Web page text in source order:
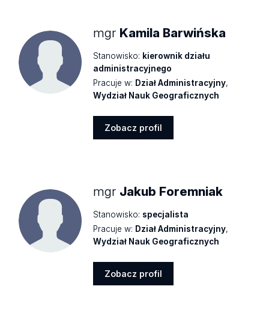
mgr Kamila Barwińska
Stanowisko: kierownik działu
administracyjnego
Pracuje w: Dział Administracyjny,
Wydział Nauk Geograficznych
Zobacz profil
mgr Jakub Foremniak
Stanowisko: specjalista
Pracuje w: Dział Administracyjny,
Wydział Nauk Geograficznych
Zobacz profil